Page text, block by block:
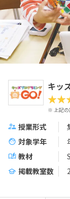
キッ
※ 上記の
授業形式
対象学年
教材
掲載教室数